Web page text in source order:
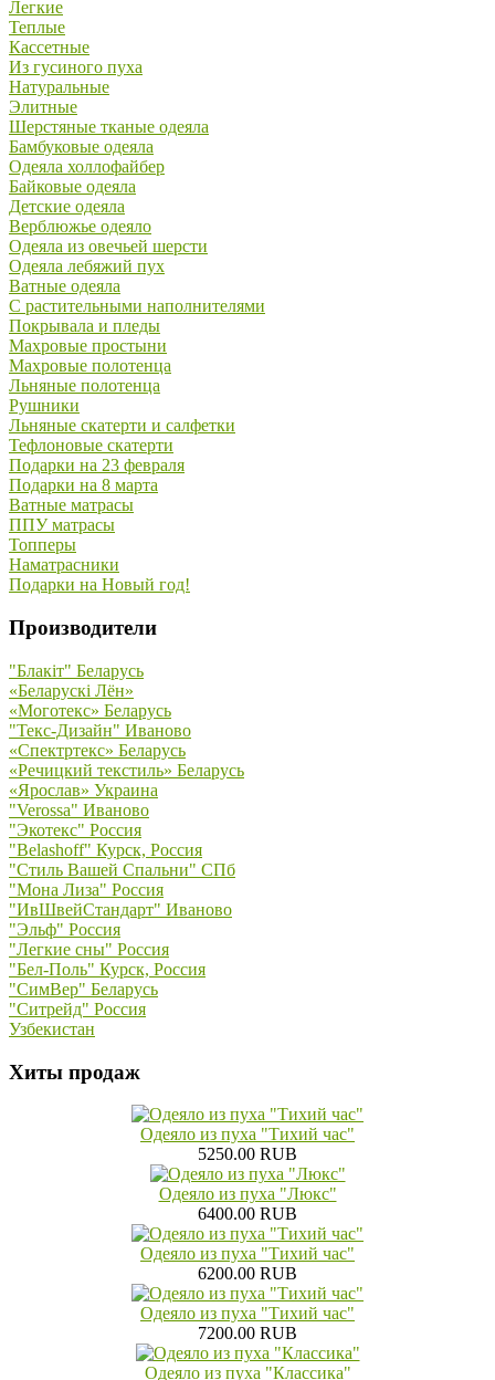
Легкие
Теплые
Кассетные
Из гусиного пуха
Натуральные
Элитные
Шерстяные тканые одеяла
Бамбуковые одеяла
Одеяла холлофайбер
Байковые одеяла
Детские одеяла
Верблюжье одеяло
Одеяла из овечьей шерсти
Одеяла лебяжий пух
Ватные одеяла
С растительными наполнителями
Покрывала и пледы
Махровые простыни
Махровые полотенца
Льняные полотенца
Рушники
Льняные скатерти и салфетки
Тефлоновые скатерти
Подарки на 23 февраля
Подарки на 8 марта
Ватные матрасы
ППУ матрасы
Топперы
Наматрасники
Подарки на Новый год!
Производители
"Блакiт" Беларусь
«Беларускi Лён»
«Моготекс» Беларусь
"Текс-Дизайн" Иваново
«Спектртекс» Беларусь
«Речицкий текстиль» Беларусь
«Ярослав» Украина
"Verossa" Иваново
"Экотекс" Россия
"Belashoff" Курск, Россия
"Стиль Вашей Спальни" СПб
"Мона Лиза" Россия
"ИвШвейСтандарт" Иваново
"Эльф" Россия
"Легкие сны" Россия
"Бел-Поль" Курск, Россия
"СимВер" Беларусь
"Ситрейд" Россия
Узбекистан
Хиты продаж
Одеяло из пуха "Тихий час"
5250.00 RUB
Одеяло из пуха "Люкс"
6400.00 RUB
Одеяло из пуха "Тихий час"
6200.00 RUB
Одеяло из пуха "Тихий час"
7200.00 RUB
Одеяло из пуха "Классика"